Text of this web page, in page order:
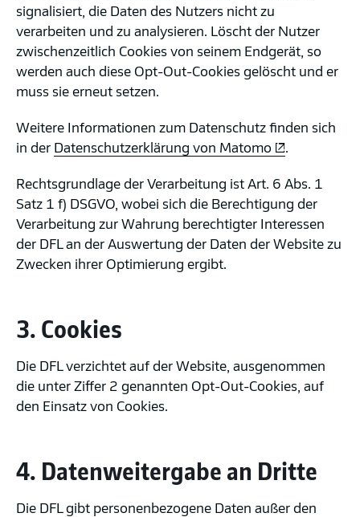
signalisiert, die Daten des Nutzers nicht zu
verarbeiten und zu analysieren. Löscht der Nutzer
zwischenzeitlich Cookies von seinem Endgerät, so
werden auch diese Opt-Out-Cookies gelöscht und er
muss sie erneut setzen.
Weitere Informationen zum Datenschutz finden sich
in der Datenschutzerklärung von Matomo
.
Rechtsgrundlage der Verarbeitung ist Art. 6 Abs. 1
Satz 1 f) DSGVO, wobei sich die Berechtigung der
Verarbeitung zur Wahrung berechtigter Interessen
der DFL an der Auswertung der Daten der Website zu
Zwecken ihrer Optimierung ergibt.
3. Cookies
Die DFL verzichtet auf der Website, ausgenommen
die unter Ziffer 2 genannten Opt-Out-Cookies, auf
den Einsatz von Cookies.
4. Datenweitergabe an Dritte
Die DFL gibt personenbezogene Daten außer den